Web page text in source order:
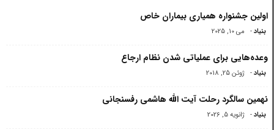
اولین جشنواره همیاری بیماران خاص
بنیاد - می 10, 2025
وعده‌هایی برای عملیاتی شدن نظام ارجاع
بنیاد - ژوئن 25, 2018
نهمین سالگرد رحلت آیت الله هاشمی رفسنجانی
بنیاد - ژانویه 5, 2026